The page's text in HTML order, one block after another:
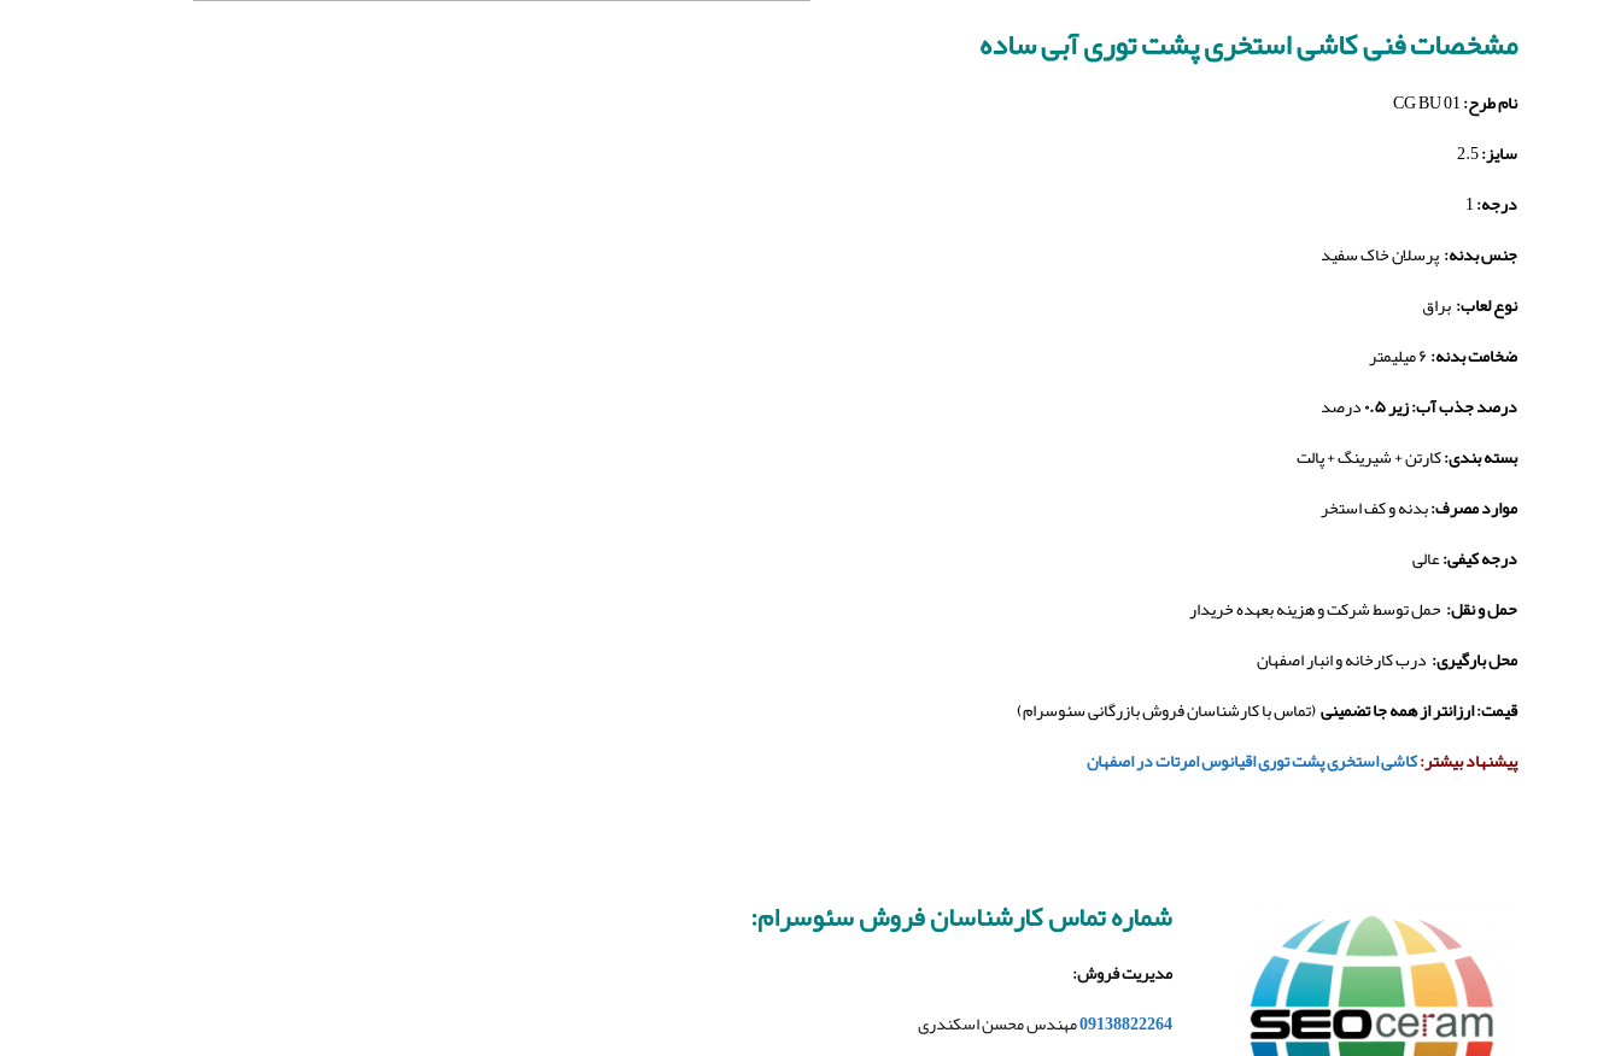
مشخصات فنی کاشی استخری پشت توری آبی ساده
نام طرح:
سایز:
درجه:
جنس بدنه:پرسلان خاک سفید
نوع لعاب:براق
ضخامت بدنه:
درصد جذب آب: زیر ۰.۵
درصد
بسته بندی:کارتن + شیرینگ + پالت
موارد مصرف:بدنه و کف استخر
درجه کیفی:عالی
حمل و نقل: حمل توسط شرکت و هزینه بعهده خریدار
محل بارگیری: درب کارخانه و انبار اصفهان
قیمت: ارزانتر از همه جا تضمینی(تماس با کارشناسان فروش بازرگانی سئوسرام)
پیشنهاد بیشتر:کاشی استخری پشت توری اقیانوس امرتات در اصفهان
شماره تماس کارشناسان فروش سئوسرام:
مدیریت فروش:
09138822264مهندس محسن اسکندری